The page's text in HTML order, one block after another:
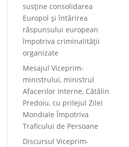
susține consolidarea
Europol și întărirea
răspunsului european
împotriva criminalității
organizate
Mesajul Viceprim-
ministrului, ministrul
Afacerilor Interne, Cătălin
Predoiu, cu prilejul Zilei
Mondiale Împotriva
Traficului de Persoane
Discursul Viceprim-